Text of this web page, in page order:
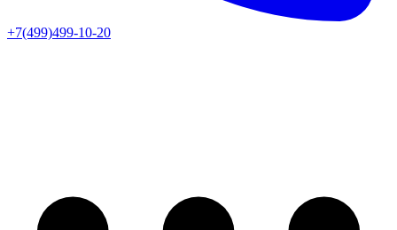
+7(499)499-10-20